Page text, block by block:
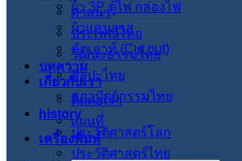
ผ้า 3P ตู้ไฟ กล่องไฟ
ผ้าแคนวาส
คัตเอาท์ (Cut out)
บทความ
เกี่ยวกับเรา
ติดต่อเรา
แผนที่
เครื่องพิมพ์
ศาสนา
ประเพณีไทย
วัฒนะธรรมไทย
ศิลปะไทย
สภาปัตย์กรรมไทย
history
ประวัติศาสตร์โลก
ประวัติศาสตร์ไทย